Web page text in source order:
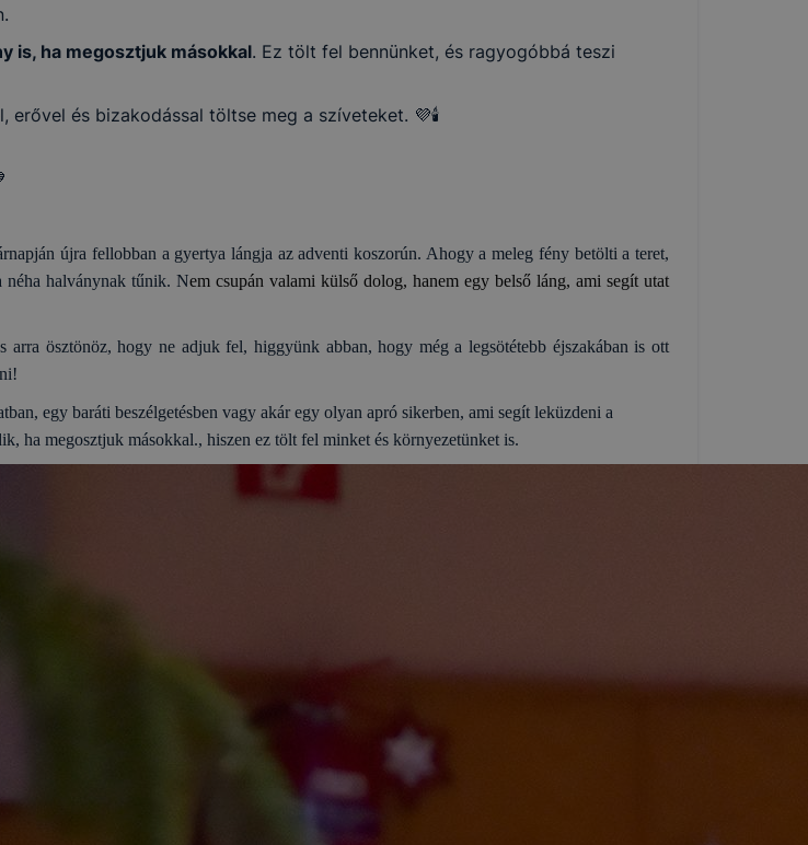
is, ha megosztjuk másokkal. Ez tölt fel bennünket, és ragyogóbbá teszi
erővel és bizakodással töltse meg a szíveteket. 💜🕯️
újra fellobban a gyertya lángja az adventi koszorún. Ahogy a meleg fény betölti a teret,
néha halványnak tűnik. Nem csupán valami külső dolog, hanem egy belső láng, ami segít utat
ösztönöz, hogy ne adjuk fel, higgyünk abban, hogy még a legsötétebb éjszakában is ott
egy baráti beszélgetésben vagy akár egy olyan apró sikerben, ami segít leküzdeni a
ha megosztjuk másokkal., hiszen ez tölt fel minket és környezetünket is.